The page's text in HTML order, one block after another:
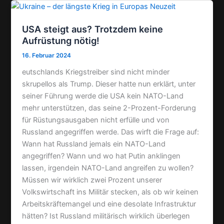
s
t
ll
e
USA steigt aus? Trotzdem keine
Aufrüstung nötig!
16. Februar 2024
eutschlands Kriegstreiber sind nicht minder
skrupellos als Trump. Dieser hatte nun erklärt, unter
seiner Führung werde die USA kein NATO-Land
mehr unterstützen, das seine 2-Prozent-Forderung
für Rüstungsausgaben nicht erfülle und von
Russland angegriffen werde. Das wirft die Frage auf:
Wann hat Russland jemals ein NATO-Land
angegriffen? Wann und wo hat Putin anklingen
lassen, irgendein NATO-Land angreifen zu wollen?
Müssen wir wirklich zwei Prozent unserer
Volkswirtschaft ins Militär stecken, als ob wir keinen
Arbeitskräftemangel und eine desolate Infrastruktur
hätten? Ist Russland militärisch wirklich überlegen